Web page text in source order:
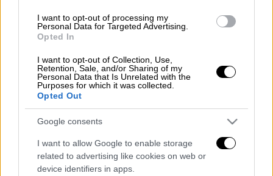
I want to opt-out of processing my
Personal Data for Targeted Advertising.
Opted In
I want to opt-out of Collection, Use,
Retention, Sale, and/or Sharing of my
Personal Data that Is Unrelated with the
Purposes for which it was collected.
Opted Out
Google consents
I want to allow Google to enable storage
related to advertising like cookies on web or
device identifiers in apps.
διάφορους χώρους. Τόσο το καλοκαίρι όσο
και τον χειμώνα, οι συναυλιακοί χώροι που
φιλοξενούν τις μπάντες και τα solo live είναι
μπόλικοι...
Διαβάστε περισσότερα στο
Διαβάστε ακόμη
«Είχαν άδεια για τις Αλυκές,
προσγειώθηκαν στο... Σαρακήνικο:
Προθεσμία να απολογηθούν ζήτησαν